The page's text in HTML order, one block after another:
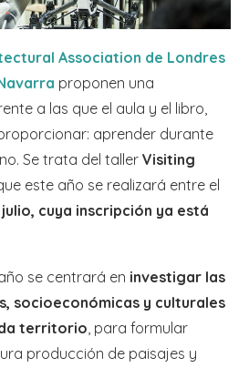
Association de Londres
proponen una
a las que el aula y el libro,
aprender durante
Se trata del taller Visiting
este año se realizará entre el
cuya inscripción ya está
se centrará en investigar las
socioeconómicas y culturales
territorio , para formular
producción de paisajes y